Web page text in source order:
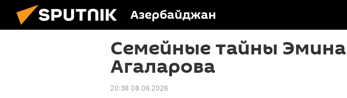
Азербайджан
Семейные тайны Эмина
Агаларова
20:38 08.06.2026